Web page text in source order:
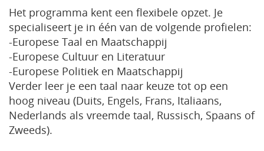
Het programma kent een flexibele opzet. Je
specialiseert je in één van de volgende profielen:
-Europese Taal en Maatschappij
-Europese Cultuur en Literatuur
-Europese Politiek en Maatschappij
Verder leer je een taal naar keuze tot op een
hoog niveau (Duits, Engels, Frans, Italiaans,
Nederlands als vreemde taal, Russisch, Spaans of
Zweeds).